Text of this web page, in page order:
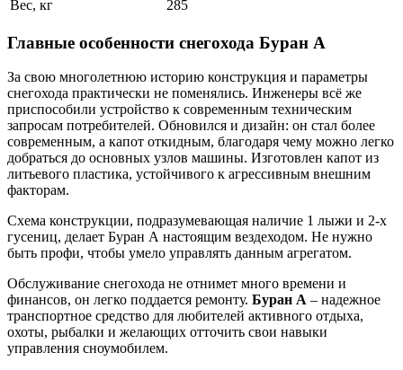
Вес, кг
285
Главные особенности снегохода Буран А
За свою многолетнюю историю конструкция и параметры
снегохода практически не поменялись. Инженеры всё же
приспособили устройство к современным техническим
запросам потребителей. Обновился и дизайн: он стал более
современным, а капот откидным, благодаря чему можно легко
добраться до основных узлов машины. Изготовлен капот из
литьевого пластика, устойчивого к агрессивным внешним
факторам.
Схема конструкции, подразумевающая наличие 1 лыжи и 2-х
гусениц, делает Буран А настоящим вездеходом. Не нужно
быть профи, чтобы умело управлять данным агрегатом.
Обслуживание снегохода не отнимет много времени и
финансов, он легко поддается ремонту. Буран А – надежное
транспортное средство для любителей активного отдыха,
охоты, рыбалки и желающих отточить свои навыки
управления сноумобилем.